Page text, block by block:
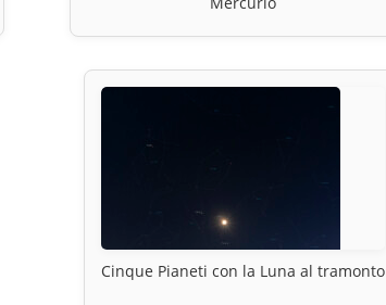
Cinque Pianeti con la Luna al tramonto